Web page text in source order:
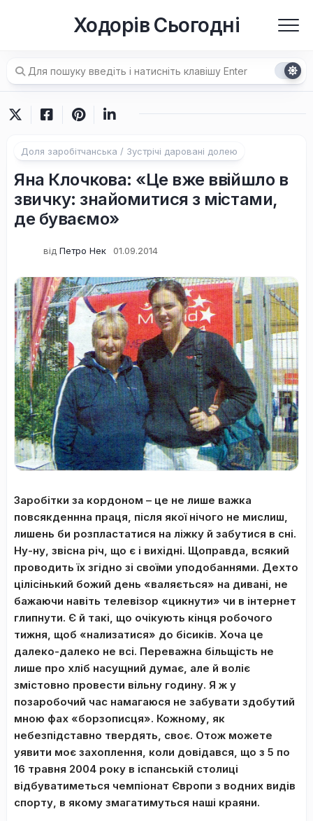
Ходорів Сьогодні
Доля заробітчанська / Зустрічі даровані долею
Яна Клочкова: «Це вже ввійшло в
звичку: знайомитися з містами,
де буваємо»
від Петро Нек 01.09.2014
Заробітки за кордоном – це не лише важка
повсякденнна праця, після якої нічого не мислиш,
лишень би розпластатися на ліжку й забутися в сні.
Ну-ну, звісна річ, що є і вихідні. Щоправда, всякий
проводить їх згідно зі своїми уподобаннями. Дехто
цілісінький божий день «валяється» на дивані, не
бажаючи навіть телевізор «цикнути» чи в інтернет
глипнути. Є й такі, що очікують кінця робочого
тижня, щоб «нализатися» до бісиків. Хоча це
далеко-далеко не всі. Переважна більщість не
лише про хліб насущний думає, але й воліє
змістовно провести вільну годину. Я ж у
позаробочий час намагаюся не забувати здобутий
мною фах «борзописця». Кожному, як
небезпідставно твердять, своє. Отож можете
уявити моє захоплення, коли довідався, що з 5 по
16 травня 2004 року в іспанській столиці
відбуватиметься чемпіонат Європи з водних видів
спорту, в якому змагатимуться наші краяни.